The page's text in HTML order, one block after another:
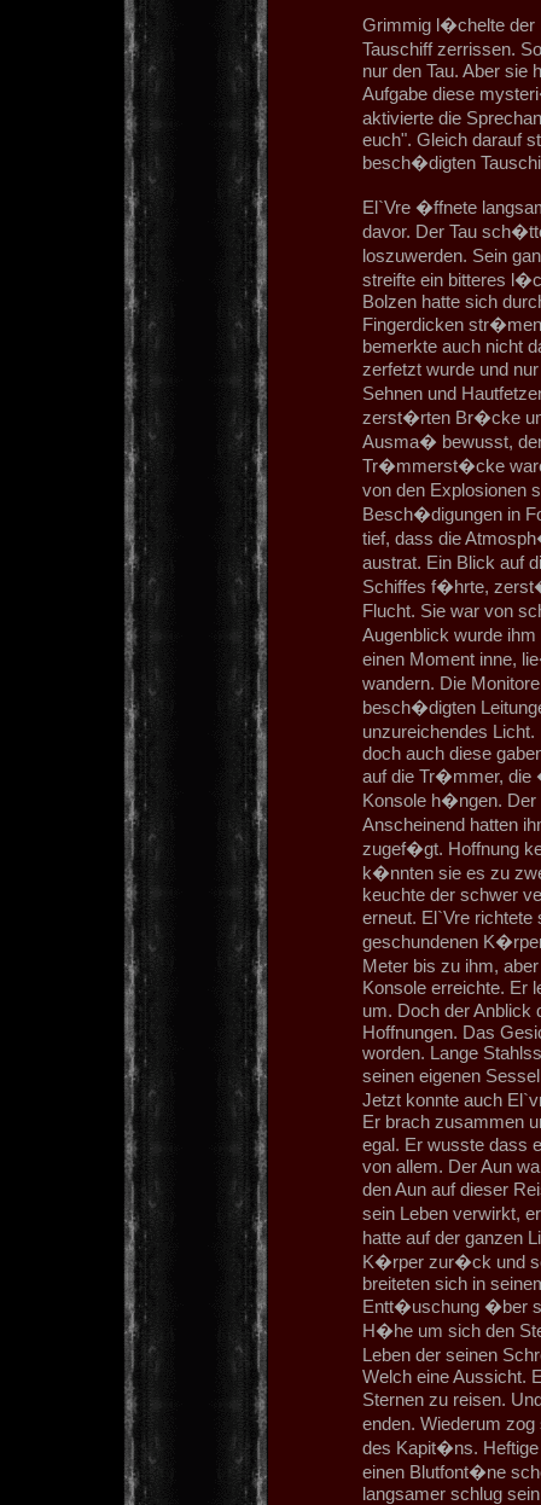
Grimmig l�chelte der
Tauschiff zerrissen.
nur den Tau. Aber sie
Aufgabe diese
aktivierte die
euch". Gleich darauf
besch�digten
El`Vre �ffnete
davor. Der Tau
loszuwerden. Sein
streifte ein bitteres
Bolzen hatte sich
Fingerdicken
bemerkte auch nicht
zerfetzt wurde und
Sehnen und
zerst�rten Br�cke
Ausma� bewusst,
Tr�mmerst�cke
von den Explosionen
Besch�digungen in
tief, dass die
austrat. Ein Blick auf
Schiffes f�hrte,
Flucht. Sie war von
Augenblick wurde
einen Moment inne,
wandern. Die
besch�digten
unzureichendes
doch auch diese
auf die Tr�mmer, die
Konsole h�ngen.
Anscheinend hatten
zugef�gt. Hoffnung
k�nnten sie es zu
keuchte der schwer
erneut. El`Vre
geschundenen
Meter bis zu ihm,
Konsole erreichte. Er
um. Doch der
Hoffnungen. Das
worden. Lange
seinen eigenen
Jetzt konnte auch
Er brach zusammen
egal. Er wusste dass
von allem. Der Aun
den Aun auf dieser
sein Leben verwirkt,
hatte auf der ganzen
K�rper zur�ck und
breiteten sich in
Entt�uschung �ber
H�he um sich den
Leben der seinen
Welch eine Aussicht.
Sternen zu reisen.
enden. Wiederum
des Kapit�ns.
einen Blutfont�ne
langsamer schlug